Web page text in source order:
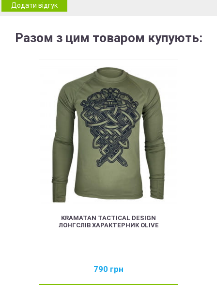
Додати відгук
Разом з цим товаром купують:
KRAMATAN TACTICAL DESIGN
ЛОНГСЛІВ ХАРАКТЕРНИК OLIVE
790 грн